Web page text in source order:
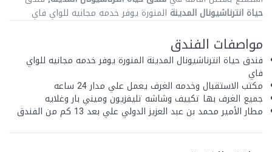
حياة انترناشيونال المدينة المنورة يوفر خدمه مجانيه للواي فاي
مواصفات الفندق
فندق حياة انترناشيونال المدينة المنورة يوفر خدمه مجانيه للواي
فاي
مكتب الاستقبال وخدمه الغرف يعمل علي مدار 24 ساعه
جميع الغرف بها تكييف وشاشه تليفزيون وميني بار وغلايه
مطار الأمير محمد بن عبد العزيز الدولي علي بعد 13 كم من الفندق